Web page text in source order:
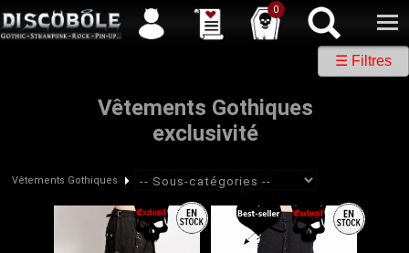
0
Service client 04 50 26 57 88 Newsletter | | Facebook
☰ Filtres
Vêtements Gothiques
exclusivité
Vêtements Gothiques